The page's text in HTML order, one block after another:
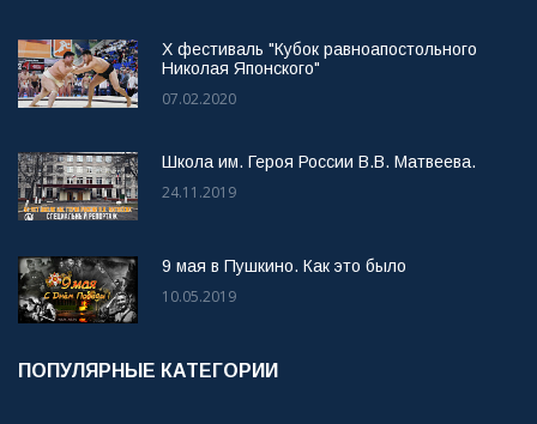
X фестиваль "Кубок равноапостольного
Николая Японского"
07.02.2020
Школа им. Героя России В.В. Матвеева.
24.11.2019
9 мая в Пушкино. Как это было
10.05.2019
ПОПУЛЯРНЫЕ КАТЕГОРИИ